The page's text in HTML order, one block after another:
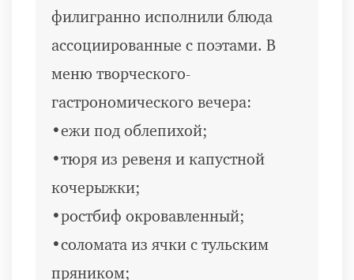
филигранно исполнили блюда
ассоциированные с поэтами. В
меню творческого-
гастрономического вечера:
•ежи под облепихой;
•тюря из ревеня и капустной
кочерыжки;
•ростбиф окровавленный;
•соломата из ячки с тульским
пряником;